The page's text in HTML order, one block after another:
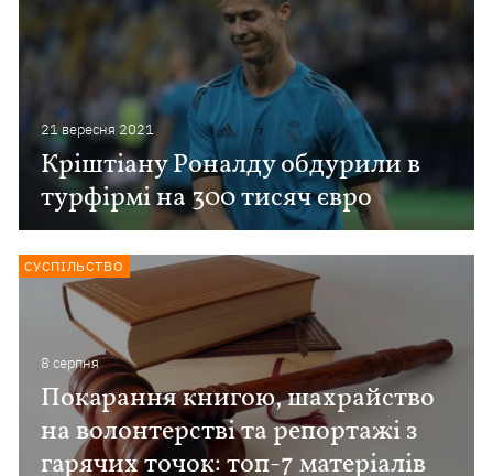
21 вересня 2021
Кріштіану Роналду обдурили в
турфірмі на 300 тисяч євро
8 серпня
Покарання книгою, шахрайство
на волонтерстві та репортажі з
гарячих точок: топ-7 матеріалів
СУСПІЛЬСТВО